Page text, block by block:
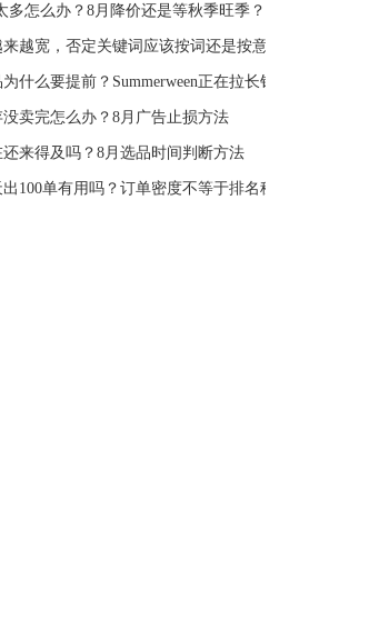
多怎么办？8月降价还是等秋季旺季？
越宽，否定关键词应该按词还是按意图？
什么要提前？Summerween正在拉长销售周期
卖完怎么办？8月广告止损方法
来得及吗？8月选品时间判断方法
100单有用吗？订单密度不等于排名稳定